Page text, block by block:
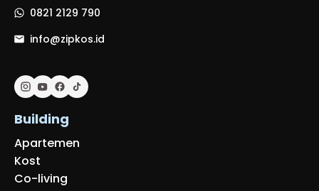
0821 2129 790
info@zipkos.id
Building
Apartemen
Kost
Co-living